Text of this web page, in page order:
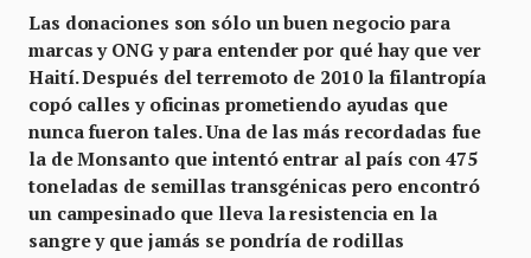
Las donaciones son sólo un buen negocio para
marcas y ONG y para entender por qué hay que ver
Haití. Después del terremoto de 2010 la filantropía
copó calles y oficinas prometiendo ayudas que
nunca fueron tales. Una de las más recordadas fue
la de Monsanto que intentó entrar al país con 475
toneladas de semillas transgénicas pero encontró
un campesinado que lleva la resistencia en la
sangre y que jamás se pondría de rodillas